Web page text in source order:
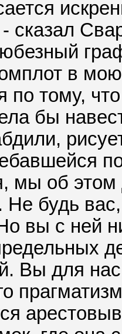
сказал
в
по тому,
бы
об этом
Не будь
вы с ней
Вы для нас